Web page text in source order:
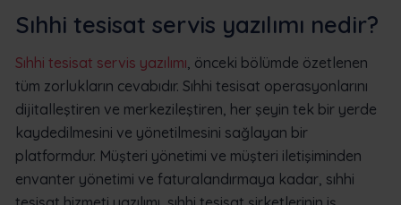
Sıhhi tesisat servis yazılımı nedir?
Sıhhi tesisat servis yazılımı , önceki bölümde özetlenen
tüm zorlukların cevabıdır. Sıhhi tesisat operasyonlarını
dijitalleştiren ve merkezileştiren, her şeyin tek bir yerde
kaydedilmesini ve yönetilmesini sağlayan bir
platformdur. Müşteri yönetimi ve müşteri iletişiminden
envanter yönetimi ve faturalandırmaya kadar, sıhhi